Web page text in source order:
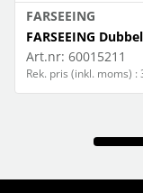
FARSEEING
FARSEEING
Art.nr: 60015211
Rek. pris (inkl. moms) :